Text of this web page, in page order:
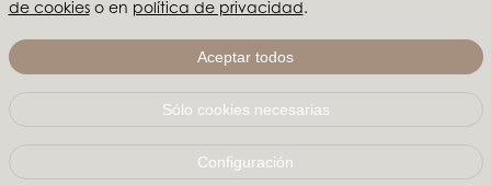
de cookieso en política de privacidad.
Aceptar todos
Sólo cookies necesarias
Configuración
Sobre nosotros
Inspiración
+46 479 155 55
info@affariofsweden.com
© Copyright 2021 Affari of Sweden AB